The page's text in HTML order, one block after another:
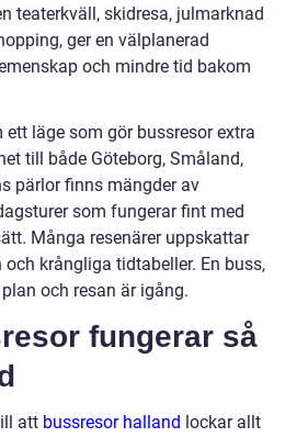
teaterkväll, skidresa, julmarknad
ger en välplanerad
och mindre tid bakom
läge som gör bussresor extra
till både Göteborg, Småland,
pärlor finns mängder av
som fungerar fint med
Många resenärer uppskattar
krångliga tidtabeller. En buss,
och resan är igång.
fungerar så
att bussresor halland lockar allt